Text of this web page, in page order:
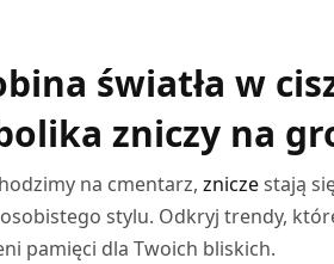
światła w
zniczy na
na cmentarz,zniczestają
stylu. Odkryj trendy,
pamięci dla Twoich bliskich.